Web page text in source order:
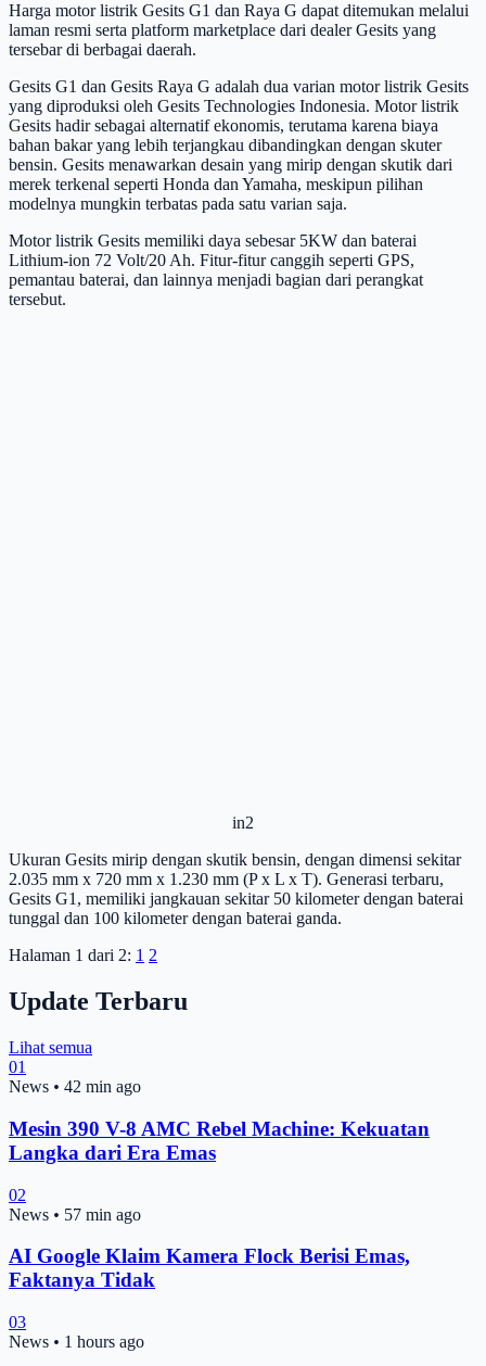
Harga motor listrik Gesits G1 dan Raya G dapat ditemukan melalui
laman resmi serta platform marketplace dari dealer Gesits yang
tersebar di berbagai daerah.
Gesits G1 dan Gesits Raya G adalah dua varian motor listrik Gesits
yang diproduksi oleh Gesits Technologies Indonesia. Motor listrik
Gesits hadir sebagai alternatif ekonomis, terutama karena biaya
bahan bakar yang lebih terjangkau dibandingkan dengan skuter
bensin. Gesits menawarkan desain yang mirip dengan skutik dari
merek terkenal seperti Honda dan Yamaha, meskipun pilihan
modelnya mungkin terbatas pada satu varian saja.
Motor listrik Gesits memiliki daya sebesar 5KW dan baterai
Lithium-ion 72 Volt/20 Ah. Fitur-fitur canggih seperti GPS,
pemantau baterai, dan lainnya menjadi bagian dari perangkat
tersebut.
in2
Ukuran Gesits mirip dengan skutik bensin, dengan dimensi sekitar
2.035 mm x 720 mm x 1.230 mm (P x L x T). Generasi terbaru,
Gesits G1, memiliki jangkauan sekitar 50 kilometer dengan baterai
tunggal dan 100 kilometer dengan baterai ganda.
Halaman 1 dari 2: 1 2
Update Terbaru
Lihat semua
01
News • 42 min ago
Mesin 390 V-8 AMC Rebel Machine: Kekuatan
Langka dari Era Emas
02
News • 57 min ago
AI Google Klaim Kamera Flock Berisi Emas,
Faktanya Tidak
03
News • 1 hours ago